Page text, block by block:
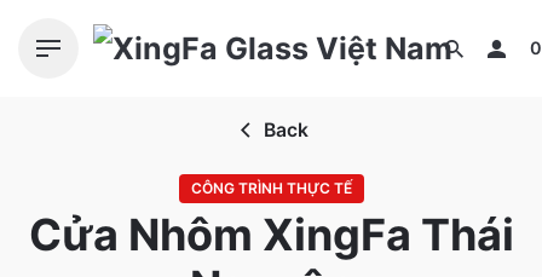
0
Back
CÔNG TRÌNH THỰC TẾ
Cửa Nhôm XingFa Thái